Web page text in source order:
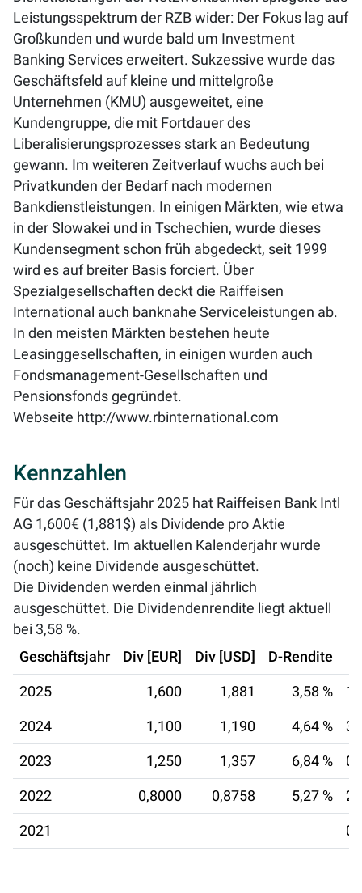
Leistungsspektrum der RZB wider: Der Fokus lag auf
Großkunden und wurde bald um Investment
Banking Services erweitert. Sukzessive wurde das
Geschäftsfeld auf kleine und mittelgroße
Unternehmen (KMU) ausgeweitet, eine
Kundengruppe, die mit Fortdauer des
Liberalisierungsprozesses stark an Bedeutung
gewann. Im weiteren Zeitverlauf wuchs auch bei
Privatkunden der Bedarf nach modernen
Bankdienstleistungen. In einigen Märkten, wie etwa
in der Slowakei und in Tschechien, wurde dieses
Kundensegment schon früh abgedeckt, seit 1999
wird es auf breiter Basis forciert. Über
Spezialgesellschaften deckt die Raiffeisen
International auch banknahe Serviceleistungen ab.
In den meisten Märkten bestehen heute
Leasinggesellschaften, in einigen wurden auch
Fondsmanagement-Gesellschaften und
Pensionsfonds gegründet.
Webseite http://www.rbinternational.com
Kennzahlen
Für das Geschäftsjahr 2025 hat Raiffeisen Bank Intl
AG 1,600€ (1,881$) als Dividende pro Aktie
ausgeschüttet. Im aktuellen Kalenderjahr wurde
(noch) keine Dividende ausgeschüttet.
Die Dividenden werden einmal jährlich
ausgeschüttet. Die Dividendenrendite liegt aktuell
bei 3,58 %.
Geschäftsjahr
Div [EUR] Div [USD] D-Rendite
2025 1,600 1,881 3,58 %
2024 1,100 1,190 4,64 %
2023 1,250 1,357 6,84 %
2022 0,8000 0,8758 5,27 %
2021